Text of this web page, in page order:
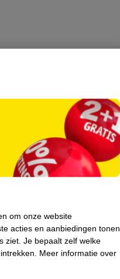
om onze website
acties en aanbiedingen tonen
ziet. Je bepaalt zelf welke
Meer informatie over